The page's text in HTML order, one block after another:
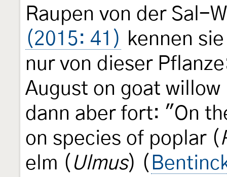
Raupen von der Sal-
(2015: 41) kennen
nur von dieser
August on goat willow
dann aber fort: "On
on species of poplar (
elm ( Ulmus) (